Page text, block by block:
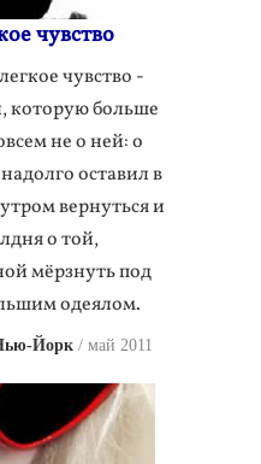
чувство
чувство -
которую больше
не о ней: о
оставил в
вернуться и
о той,
мёрзнуть под
одеялом.
Йорк май 2011